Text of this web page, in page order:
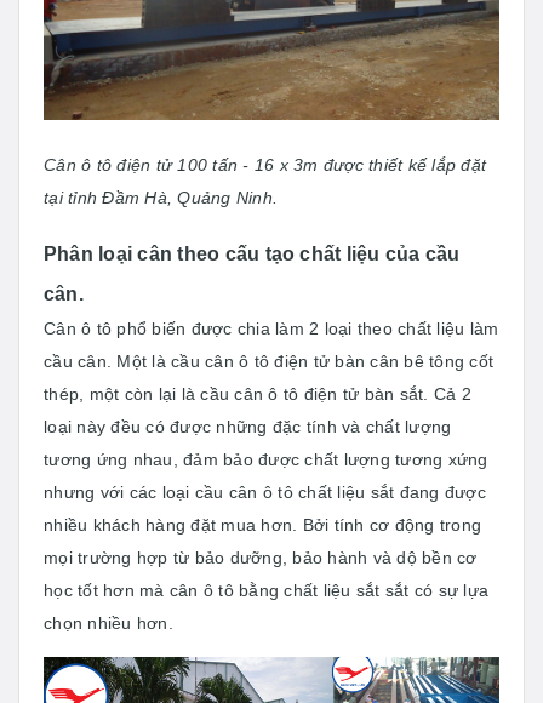
Cân ô tô điện tử 100 tấn - 16 x 3m được thiết kế lắp đặt
tại tỉnh Đầm Hà, Quảng Ninh.
Phân loại cân theo cấu tạo chất liệu của cầu
cân.
Cân ô tô phổ biến được chia làm 2 loại theo chất liệu làm
cầu cân. Một là cầu cân ô tô điện tử bàn cân bê tông cốt
thép, một còn lại là cầu cân ô tô điện tử bàn sắt. Cả 2
loại này đều có được những đặc tính và chất lượng
tương ứng nhau, đảm bảo được chất lượng tương xứng
nhưng với các loại cầu cân ô tô chất liệu sắt đang được
nhiều khách hàng đặt mua hơn. Bởi tính cơ động trong
mọi trường hợp từ bảo dưỡng, bảo hành và dộ bền cơ
học tốt hơn mà cân ô tô bằng chất liệu sắt sắt có sự lựa
chọn nhiều hơn.